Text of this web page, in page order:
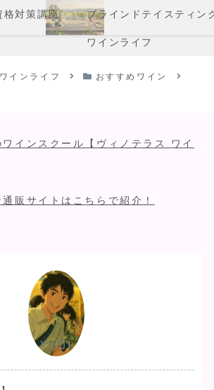
格対策講座 ブラインドテイスティン
ワインライフ
ワインライフ
おすすめワイン
インスクール【ヴィノテラス ワイ
販サイトはこちらで紹介！
YUJI